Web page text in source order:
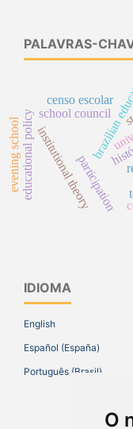
O
PALAVRAS-
school council
participation
institutional theory
educational policy
evening school
censo escolar
IDIOMA
English
Español (España)
Português (Brasil)